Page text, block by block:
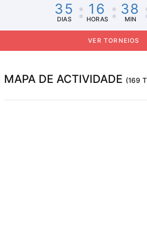
35
DIAS
16
HORAS
38
MIN
VER TORNEIOS
MAPA DE ACTIVIDADE (169